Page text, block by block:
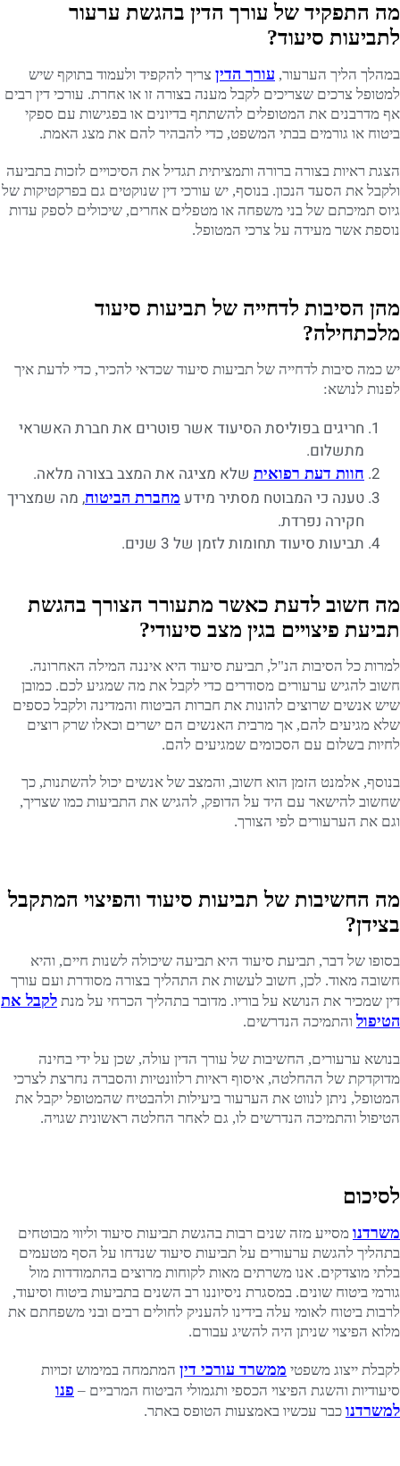
מה התפקיד של עורך הדין בהגשת ערעור
לתביעות סיעוד?
במהלך הליך הערעור, עורך הדין צריך להקפיד ולעמוד בתוקף שיש
למטופל צרכים שצריכים לקבל מענה בצורה זו או אחרת. עורכי דין רבים
אף מדרבנים את המטופלים להשתתף בדיונים או בפגישות עם ספקי
ביטוח או גורמים בבתי המשפט, כדי להבהיר להם את מצג האמת.
הצגת ראיות בצורה ברורה ותמציתית תגדיל את הסיכויים לזכות בתביעה
ולקבל את הסעד הנכון. בנוסף, יש עורכי דין שנוקטים גם בפרקטיקות של
גיוס תמיכתם של בני משפחה או מטפלים אחרים, שיכולים לספק עדות
נוספת אשר מעידה על צרכי המטופל.
מהן הסיבות לדחייה של תביעות סיעוד
מלכתחילה?
יש כמה סיבות לדחייה של תביעות סיעוד שכדאי להכיר, כדי לדעת איך
לפנות לנושא:
חריגים בפוליסת הסיעוד אשר פוטרים את חברת האשראי
מתשלום.
חוות דעת רפואית שלא מציגה את המצב בצורה מלאה.
טענה כי המבוטח מסתיר מידע מחברת הביטוח, מה שמצריך
חקירה נפרדת.
תביעות סיעוד תחומות לזמן של 3 שנים.
מה חשוב לדעת כאשר מתעורר הצורך בהגשת
תביעת פיצויים בגין מצב סיעודי?
למרות כל הסיבות הנ"ל, תביעת סיעוד היא איננה המילה האחרונה.
חשוב להגיש ערעורים מסודרים כדי לקבל את מה שמגיע לכם. כמובן
שיש אנשים שרוצים להונות את חברות הביטוח והמדינה ולקבל כספים
שלא מגיעים להם, אך מרבית האנשים הם ישרים וכאלו שרק רוצים
לחיות בשלום עם הסכומים שמגיעים להם.
בנוסף, אלמנט הזמן הוא חשוב, והמצב של אנשים יכול להשתנות, כך
שחשוב להישאר עם היד על הדופק, להגיש את התביעות כמו שצריך,
וגם את הערעורים לפי הצורך.
מה החשיבות של תביעות סיעוד והפיצוי המתקבל
בצידן?
בסופו של דבר, תביעת סיעוד היא תביעה שיכולה לשנות חיים, והיא
חשובה מאוד. לכן, חשוב לעשות את התהליך בצורה מסודרת ועם עורך
דין שמכיר את הנושא על בוריו. מדובר בתהליך הכרחי על מנת לקבל את
הטיפול והתמיכה הנדרשים.
בנושא ערעורים, החשיבות של עורך הדין עולה, שכן על ידי בחינה
מדוקדקת של ההחלטה, איסוף ראיות רלוונטיות והסברה נחרצת לצרכי
המטופל, ניתן לנווט את הערעור ביעילות ולהבטיח שהמטופל יקבל את
הטיפול והתמיכה הנדרשים לו, גם לאחר החלטה ראשונית שגויה.
לסיכום
משרדנו מסייע מזה שנים רבות בהגשת תביעות סיעוד וליווי מבוטחים
בתהליך להגשת ערעורים על תביעות סיעוד שנדחו על הסף מטעמים
בלתי מוצדקים. אנו משרתים מאות לקוחות מרוצים בהתמודדות מול
גורמי ביטוח שונים. במסגרת ניסיוננו רב השנים בתביעות ביטוח וסיעוד,
לרבות ביטוח לאומי עלה בידינו להעניק לחולים רבים ובני משפחתם את
מלוא הפיצוי שניתן היה להשיג עבורם.
לקבלת ייצוג משפטי ממשרד עורכי דין המתמחה במימוש זכויות
סיעודיות והשגת הפיצוי הכספי ותגמולי הביטוח המרביים – פנו
למשרדנו כבר עכשיו באמצעות הטופס באתר.